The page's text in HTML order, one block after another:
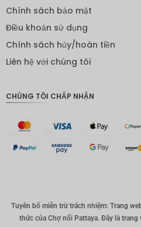
CHF
CAD
Nhân
dân tệ
Chính sách bảo mật
Điều khoản sử dụng
Chính sách hủy/hoàn tiền
Liên hệ với chúng tôi
CHÚNG TÔI CHẤP NHẬN
Tuyên bố miễn trừ trách nhiệm: Trang
thức của Chợ nổi Pattaya. Đây là